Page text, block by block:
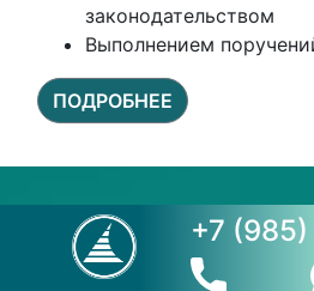
законодательством
Выполнением
ПОДРОБНЕЕ
+7